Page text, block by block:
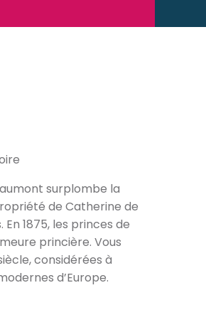
surplombe la
de Catherine de
1875, les princes de
princière. Vous
considérées à
d’Europe.